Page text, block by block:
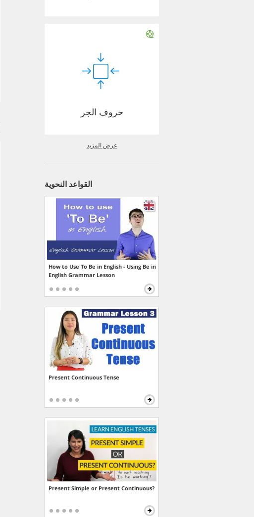
حروف الجر
عرض المزيد
القواعد النحوية
How to Use To Be in English - Using Be in
English Grammar Lesson
Present Continuous Tense
Present Simple or Present Continuous?